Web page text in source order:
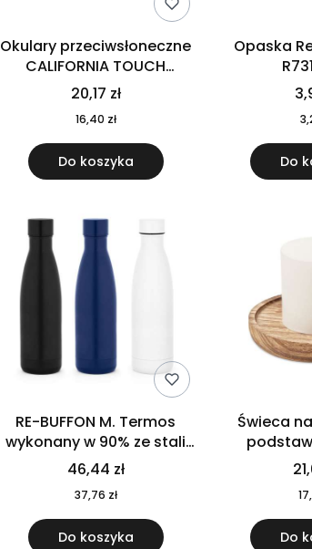
Okulary przeciwsłoneczne
CALIFORNIA TOUCH
MO9617-10
20,17 zł
16,40 zł
Do koszyka
Opaska
Do
RE-BUFFON M. Termos
wykonany w 90% ze stali
nierdzewnej pochodzącej z
recyklingu 520 ml 94294
46,44 zł
37,76 zł
Do koszyka
Świeca
Do